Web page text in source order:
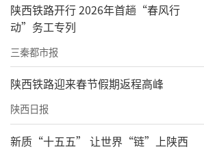
陕西铁路开行 2026年首趟“春风行
动”务工专列
三秦都市报
陕西铁路迎来春节假期返程高峰
陕西日报
新质“十五五” 让世界“链”上陕西